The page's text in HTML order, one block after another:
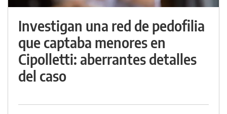
Investigan una red de pedofilia
que captaba menores en
Cipolletti: aberrantes detalles
del caso